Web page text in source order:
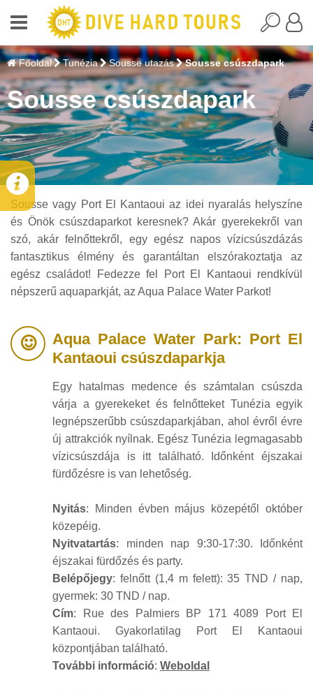
Főoldal Tunézia Sousse utazás Sousse csúszdapark
Sousse csúszdapark
Sousse vagy Port El Kantaoui az idei nyaralás helyszíne
és Önök csúszdaparkot keresnek? Akár gyerekekről van
szó, akár felnőttekről, egy egész napos vízicsúszdázás
fantasztikus élmény és garantáltan elszórakoztatja az
egész családot! Fedezze fel Port El Kantaoui rendkívül
népszerű aquaparkját, az Aqua Palace Water Parkot!
Aqua Palace Water Park: Port El
Kantaoui csúszdaparkja
Egy hatalmas medence és számtalan csúszda
várja a gyerekeket és felnőtteket Tunézia egyik
legnépszerűbb csúszdaparkjában, ahol évről évre
új attrakciók nyílnak. Egész Tunézia legmagasabb
vízicsúszdája is itt található. Időnként éjszakai
fürdőzésre is van lehetőség.
Nyitás: Minden évben május közepétől október
közepéig.
Nyitvatartás: minden nap 9:30-17:30. Időnként
éjszakai fürdőzés és party.
Belépőjegy: felnőtt (1,4 m felett): 35 TND / nap,
gyermek: 30 TND / nap.
Cím: Rue des Palmiers BP 171 4089 Port El
Kantaoui. Gyakorlatilag Port El Kantaoui
központjában található.
További információ: Weboldal